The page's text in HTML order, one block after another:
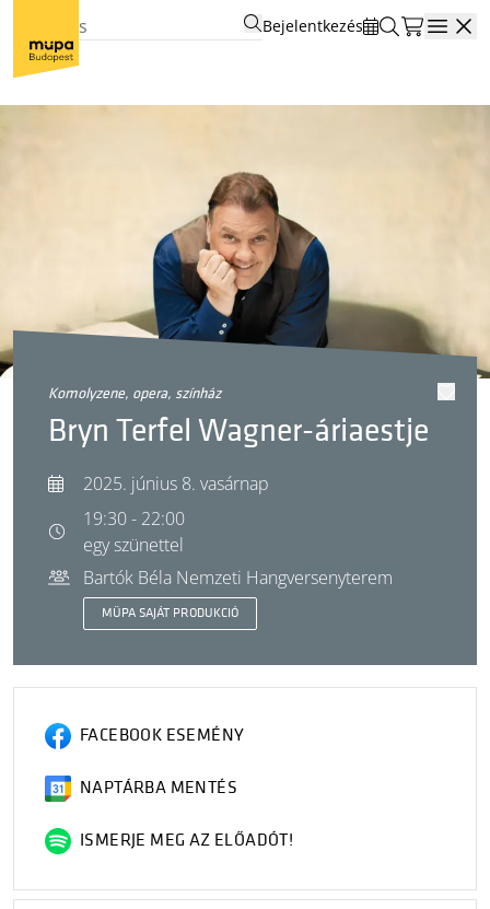
Bejelentkezés
komolyzene, opera, színház
Bryn Terfel Wagner-áriaestje
2025. június 8. vasárnap
19:30 - 22:00
egy szünettel
Bartók Béla Nemzeti Hangversenyterem
MÜPA SAJÁT PRODUKCIÓ
FACEBOOK ESEMÉNY
NAPTÁRBA MENTÉS
ISMERJE MEG AZ ELŐADÓT!